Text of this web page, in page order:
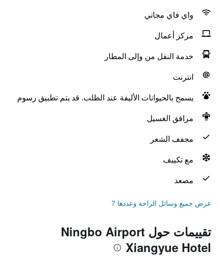
واي فاي مجاني
مركز أعمال
خدمة النقل من وإلى المطار
انترنت
يسمح بالحيوانات الأليفة عند الطلب. قد يتم تطبيق رسوم
مرافق الغسيل
مجفف الشعر
مع تكييف
مصعد
عرض جميع وسائل الراحة وعددها 7
تقييمات حول Ningbo Airport
Xiangyue Hotel